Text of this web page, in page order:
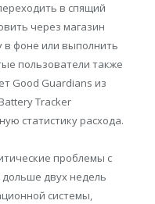
в спящий
через магазин
в фоне или выполнить
пользователи также
Good Guardians из
Tracker
статистику расхода.
проблемы с
двух недель
системы,